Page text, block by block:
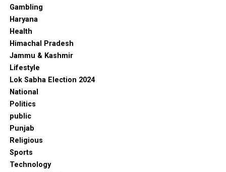
Gambling
Haryana
Health
Himachal Pradesh
Jammu & Kashmir
Lifestyle
Lok Sabha Election 2024
National
Politics
public
Punjab
Religious
Sports
Technology